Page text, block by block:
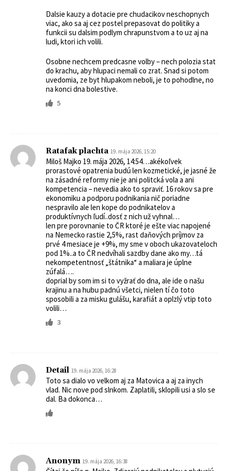
Dalsie kauzy a dotacie pre chudacikov neschopnych
viac, ako sa aj cez postel prepasovat do politiky a
funkcii su dalsim podlym chrapunstvom a to uz aj na
ludi, ktori ich volili.
Osobne nechcem predcasne volby – nech polozia stat
do krachu, aby hlupaci nemali co zrat. Snad si potom
uvedomia, ze byt hlupakom neboli, je to pohodlne, no
na konci dna bolestive.
5
Ratafak plachta 19. mája 2026, 15:20
Miloš Majko 19. mája 2026, 14:54…akékoľvek
prorastové opatrenia budú len kozmetické, je jasné že
na zásadné reformy nie je ani politcká vola a ani
kompetencia – nevedia ako to spraviť. 16 rokov sa pre
ekonomiku a podporu podnikania nič poriadne
nespravilo ale len kope do podnikatelov a
produktívnych ľudí..dosť z nich už vyhnal…
len pre porovnanie to ČR ktoré je ešte viac napojené
na Nemecko rastie 2,5%, rast daňových príjmov za
prvé 4 mesiace je +9%, my sme v oboch ukazovateloch
pod 1%..a to ČR nedvíhali sazdby dane ako my…tá
nekompetentnosť „štátnika“ a maliara je úplne
zúfalá….
doprial by som im si to vyžrať do dna, ale ide o našu
krajinu a na hubu padnú všetci, nielen tí čo toto
sposobili a za misku gulášu, karafiát a oplzlý vtip toto
volili…
3
Detail 19. mája 2026, 16:28
Toto sa dialo vo velkom aj za Matovica a aj za inych
vlad. Nic nove pod slnkom. Zaplatili, sklopili usi a slo se
dal. Ba dokonca…
Anonym 19. mája 2026, 16:38